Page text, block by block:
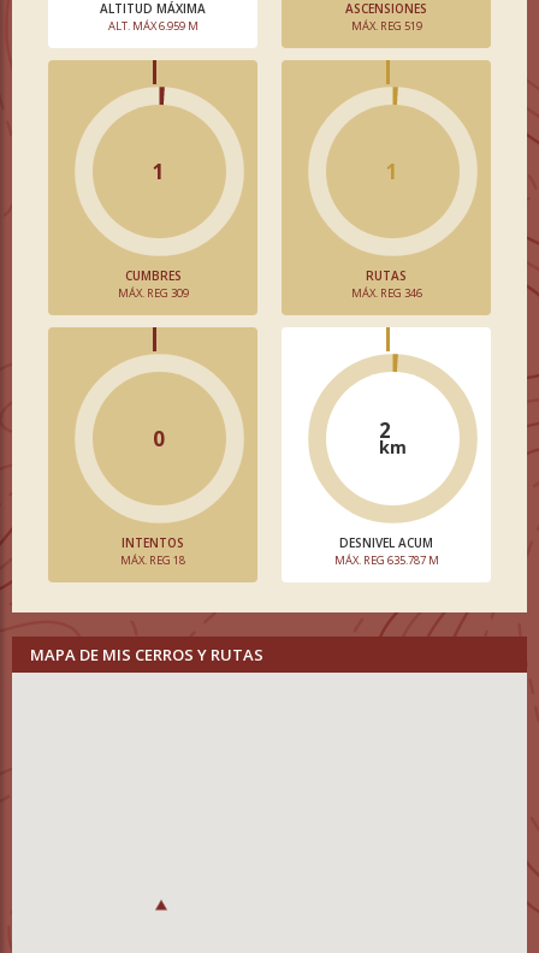
ALTITUD MÁXIMA
ALT. MÁX 6.959 M
ASCENSIONES
MÁX. REG 519
1
CUMBRES
MÁX. REG 309
1
RUTAS
MÁX. REG 346
0
INTENTOS
MÁX. REG 18
2
km
DESNIVEL ACUM
MÁX. REG 635.787 M
MAPA DE MIS CERROS Y RUTAS